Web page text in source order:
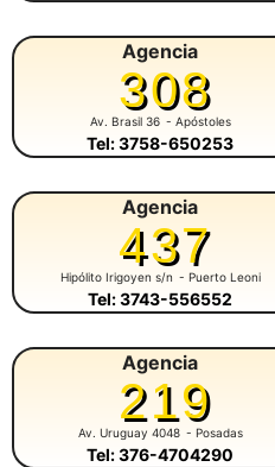
Agencia
308
Av. Brasil 36 - Apóstoles
Tel: 3758-650253
Agencia
437
Hipólito Irigoyen s/n - Puerto Leoni
Tel: 3743-556552
Agencia
219
Av. Uruguay 4048 - Posadas
Tel: 376-4704290